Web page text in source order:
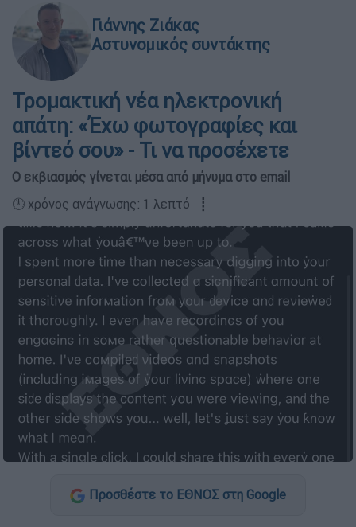
Γιάννης Ζιάκας
Αστυνομικός συντάκτης
Τρομακτική νέα ηλεκτρονική
απάτη: «Έχω φωτογραφίες και
βίντεό σου» - Τι να προσέχετε
Ο εκβιασμός γίνεται μέσα από μήνυμα στο email
🕛 χρόνος ανάγνωσης: 1 λεπτό ┋
Προσθέστε το ΕΘΝΟΣ στη Google